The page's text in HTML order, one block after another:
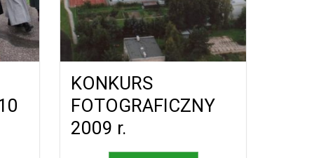
KONKURS
FOTOGRAFICZNY
2009 r.